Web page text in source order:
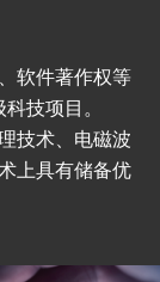
软件著作权等
技项目。
技术、电磁波
上具有储备优